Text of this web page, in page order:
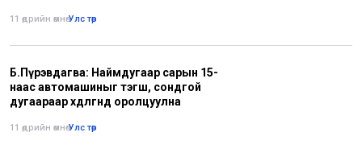
11 өдрийн өмнө•Улс төр
Б.Пүрэвдагва: Наймдугаар сарын 15-
наас автомашиныг тэгш, сондгой
дугаараар хөдөлгөөнд оролцуулна
11 өдрийн өмнө•Улс төр